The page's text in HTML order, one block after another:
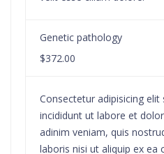
Genetic pathology
$372.00
Consectetur adipisicing
incididunt ut labore et
adinim veniam, quis
laboris nisi ut aliquip ex ea